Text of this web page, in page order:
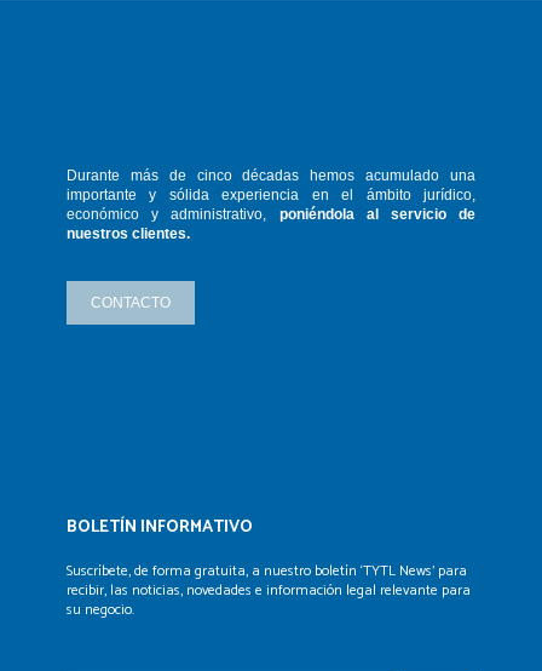
Durante más de cinco décadas hemosacumulado una
importante y sólidaexperiencia en el ámbito jurídico,
económico y administrativo, poniéndola al servicio de
nuestros clientes.
CONTACTO
BOLETÍN INFORMATIVO
Suscríbete, de forma gratuita, a nuestro boletín ‘TYTL News’ para
recibir, las noticias, novedades e información legal relevante para
su negocio.